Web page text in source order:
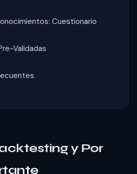
Cuestionario
Validadas
y Por